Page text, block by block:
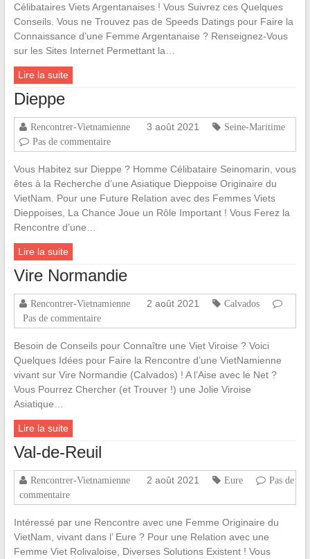
Célibataires Viets Argentanaises ! Vous Suivrez ces Quelques
Conseils. Vous ne Trouvez pas de Speeds Datings pour Faire la
Connaissance d’une Femme Argentanaise ? Renseignez-Vous
sur les Sites Internet Permettant la…
Lire la suite
Dieppe
Rencontrer-Vietnamienne 3 août 2021
Seine-Maritime
Pas de commentaire
Vous Habitez sur Dieppe ? Homme Célibataire Seinomarin, vous
êtes à la Recherche d’une Asiatique Dieppoise Originaire du
VietNam. Pour une Future Relation avec des Femmes Viets
Dieppoises, La Chance Joue un Rôle Important ! Vous Ferez la
Rencontre d’une…
Lire la suite
Vire Normandie
Rencontrer-Vietnamienne 2 août 2021
Calvados
Pas de commentaire
Besoin de Conseils pour Connaître une Viet Viroise ? Voici
Quelques Idées pour Faire la Rencontre d’une VietNamienne
vivant sur Vire Normandie (Calvados) ! A l’Aise avec le Net ?
Vous Pourrez Chercher (et Trouver !) une Jolie Viroise
Asiatique…
Lire la suite
Val-de-Reuil
Rencontrer-Vietnamienne 2 août 2021 Eure
Pas de
commentaire
Intéressé par une Rencontre avec une Femme Originaire du
VietNam, vivant dans l’ Eure ? Pour une Relation avec une
Femme Viet Rolivaloise, Diverses Solutions Existent ! Vous